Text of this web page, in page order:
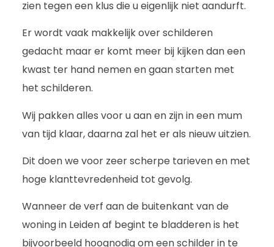
zien tegen een klus die u eigenlijk niet aandurft.
Er wordt vaak makkelijk over schilderen
gedacht maar er komt meer bij kijken dan een
kwast ter hand nemen en gaan starten met
het schilderen.
Wij pakken alles voor u aan en zijn in een mum
van tijd klaar, daarna zal het er als nieuw uitzien.
Dit doen we voor zeer scherpe tarieven en met
hoge klanttevredenheid tot gevolg.
Wanneer de verf aan de buitenkant van de
woning in Leiden af begint te bladderen is het
bijvoorbeeld hoognodig om een schilder in te